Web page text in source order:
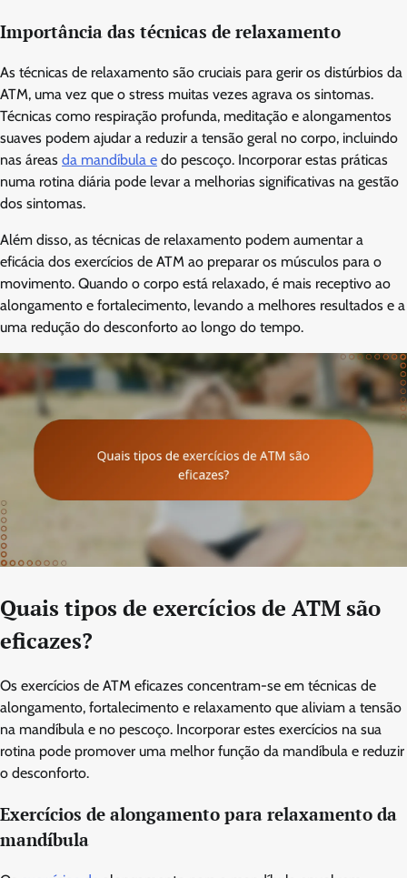
Importância das técnicas de relaxamento
As técnicas de relaxamento são cruciais para gerir os distúrbios da
ATM, uma vez que o stress muitas vezes agrava os sintomas.
Técnicas como respiração profunda, meditação e alongamentos
suaves podem ajudar a reduzir a tensão geral no corpo, incluindo
nas áreas da mandíbula e do pescoço. Incorporar estas práticas
numa rotina diária pode levar a melhorias significativas na gestão
dos sintomas.
Além disso, as técnicas de relaxamento podem aumentar a
eficácia dos exercícios de ATM ao preparar os músculos para o
movimento. Quando o corpo está relaxado, é mais receptivo ao
alongamento e fortalecimento, levando a melhores resultados e a
uma redução do desconforto ao longo do tempo.
Quais tipos de exercícios de ATM são
eficazes?
Os exercícios de ATM eficazes concentram-se em técnicas de
alongamento, fortalecimento e relaxamento que aliviam a tensão
na mandíbula e no pescoço. Incorporar estes exercícios na sua
rotina pode promover uma melhor função da mandíbula e reduzir
o desconforto.
Exercícios de alongamento para relaxamento da
mandíbula